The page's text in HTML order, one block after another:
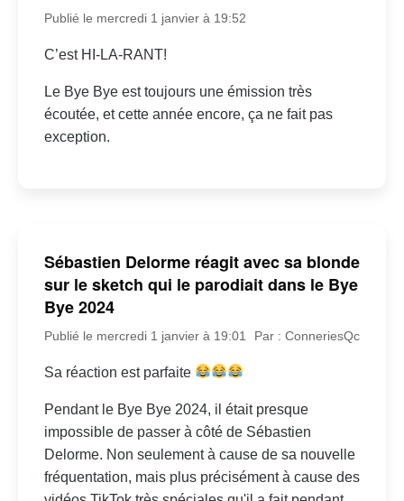
Publié le mercredi 1 janvier à 19:52
C’est HI-LA-RANT!
Le Bye Bye est toujours une émission très
écoutée, et cette année encore, ça ne fait pas
exception.
Sébastien Delorme réagit avec sa blonde
sur le sketch qui le parodiait dans le Bye
Bye 2024
Publié le mercredi 1 janvier à 19:01 Par : ConneriesQc
Sa réaction est parfaite
Pendant le Bye Bye 2024, il était presque
impossible de passer à côté de Sébastien
Delorme. Non seulement à cause de sa nouvelle
fréquentation, mais plus précisément à cause des